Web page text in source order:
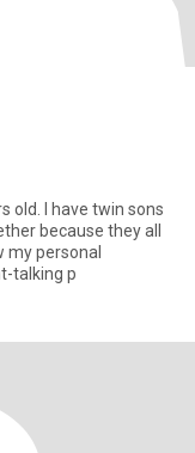
old. I have twin sons
I'm a straight-talking p